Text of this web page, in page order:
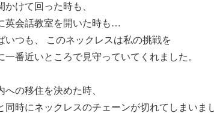
かけて回った時も、
英会話教室を開いた時も…
いつも、 このネックレスは私の挑戦を
一番近いところで見守っていてくれました。
への移住を決めた時、
同時にネックレスのチェーンが切れてしまいま